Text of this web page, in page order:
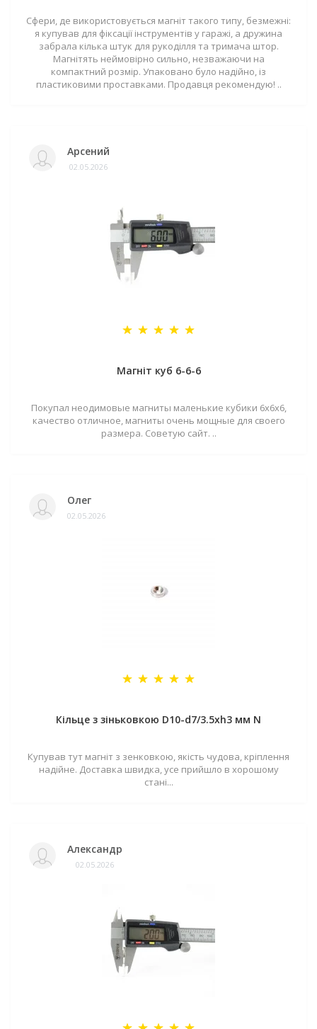
Сфери, де використовується магніт такого типу, безмежні:
я купував для фіксації інструментів у гаражі, а дружина
забрала кілька штук для рукоділля та тримача штор.
Магнітять неймовірно сильно, незважаючи на
компактний розмір. Упаковано було надійно, із
пластиковими проставками. Продавця рекомендую! ..
Арсений
02.05.2026
Магніт куб 6-6-6
Покупал неодимовые магниты маленькие кубики 6х6х6,
качество отличное, магниты очень мощные для своего
размера. Советую сайт. ..
Олег
02.05.2026
Кільце з зіньковкою D10-d7/3.5хh3 мм N
Купував тут магніт з зенковкою, якість чудова, кріплення
надійне. Доставка швидка, усе прийшло в хорошому
стані...
Александр
02.05.2026